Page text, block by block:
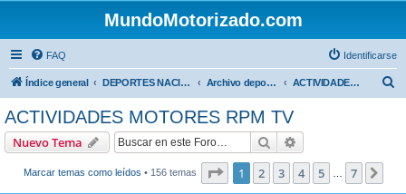
MundoMotorizado.com
FAQ Identificarse
Índice general DEPORTES NACIONALES Archivo deportes nacionales ACTIVIDADES MOTORES RPM TV
ACTIVIDADES MOTORES RPM TV
Nuevo Tema Buscar
Marcar temas como leídos • 156 temas Página de
1 2 3 4 5 7